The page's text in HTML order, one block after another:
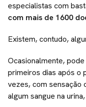
especialistas com
com mais de 1600
Existem, contudo,
Ocasionalmente,
primeiros dias após o
vezes, com sensação
algum sangue na